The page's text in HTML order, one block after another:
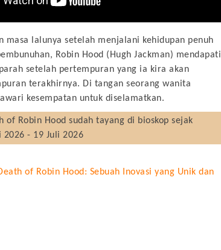
masa lalunya setelah menjalani kehidupan penuh
Robin Hood (Hugh Jackman) mendapati
setelah pertempuran yang ia kira akan
terakhirnya. Di tangan seorang wanita
kesempatan untuk diselamatkan.
of Robin Hood sudah tayang di bioskop sejak
2026 - 19 Juli 2026
of Robin Hood: Sebuah Inovasi yang Unik dan